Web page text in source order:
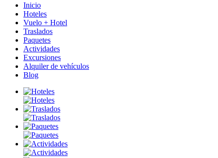
Inicio
Hoteles
Vuelo + Hotel
Traslados
Paquetes
Actividades
Excursiones
Alquiler de vehículos
Blog